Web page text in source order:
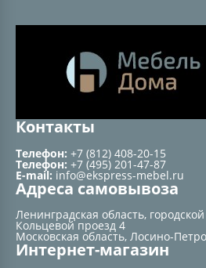
Контакты
Телефон: +7 (812) 408-20-15
Телефон: +7 (495) 201-47-87
E-mail: info@ekspress-mebel.ru
Адреса самовывоза
Ленинградская область,
Кольцевой проезд 4
Московская область, Лосино-
Интернет-магазин